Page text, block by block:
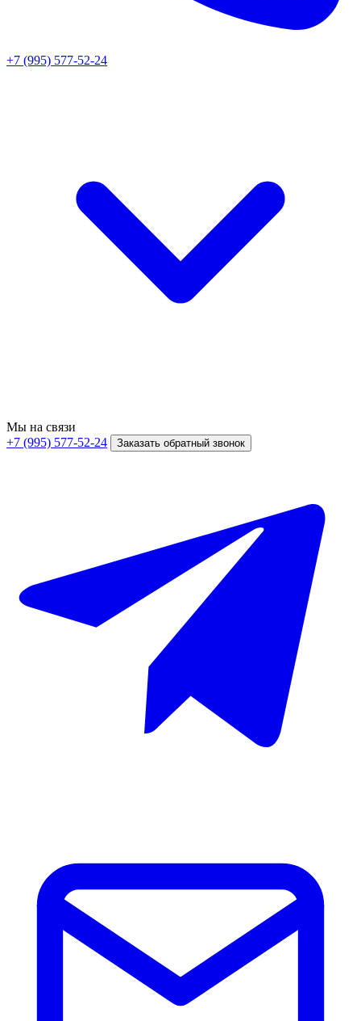
+7 (995) 577-52-24
Мы на связи
+7 (995) 577-52-24
Заказать обратный звонок